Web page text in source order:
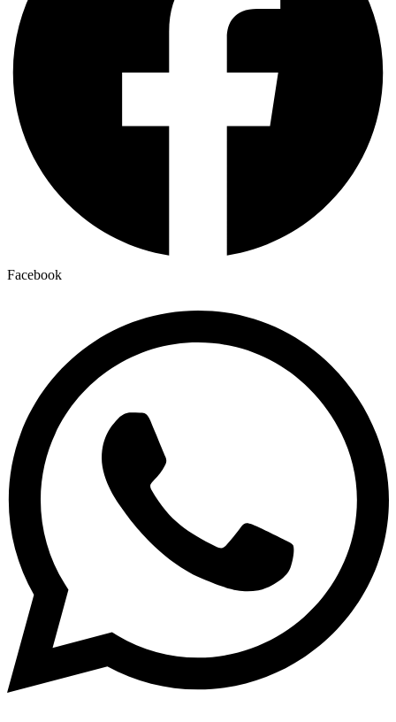
Facebook